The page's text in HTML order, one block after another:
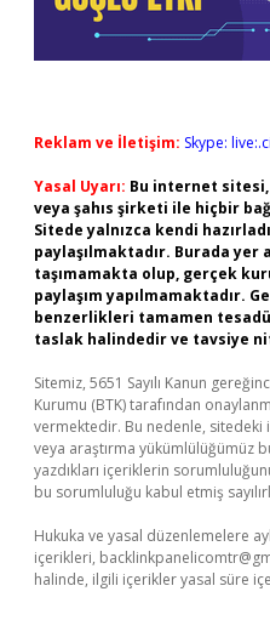
Reklam ve İletişim: Skype:
Yasal Uyarı: Bu internet
veya şahıs şirketi ile hiçbir
Sitede yalnızca kendi
paylaşılmaktadır. Burada
taşımamakta olup, gerçek
paylaşım yapılmamaktadır.
benzerlikleri tamamen
taslak halindedir ve tavsiye
Sitemiz, 5651 Sayılı Kanun
Kurumu (BTK) tarafından
vermektedir. Bu nedenle,
veya araştırma yükümlülüğümüz
yazdıkları içeriklerin
bu sorumluluğu kabul etmiş
Hukuka ve yasal düzenlemelere
içerikleri,
halinde, ilgili içerikler yasal süre